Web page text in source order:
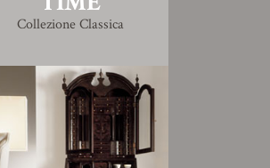
Collezione Classica